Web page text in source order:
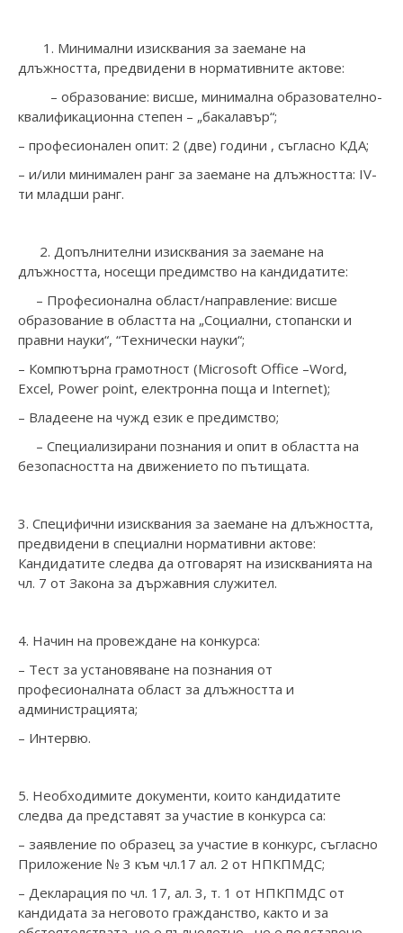
1. Минимални изисквания за заемане на
длъжността, предвидени в нормативните актове:
– образование: висше, минимална образователно-
квалификационна степен – „бакалавър“;
– професионален опит: 2 (две) години , съгласно КДА;
– и/или минимален ранг за заемане на длъжността: IV-
ти младши ранг.
2. Допълнителни изисквания за заемане на
длъжността, носещи предимство на кандидатите:
– Професионална област/направление: висше
образование в областта на „Социални, стопански и
правни науки“, “Технически науки“;
– Компютърна грамотност (Microsoft Office –Word,
Excel, Power point, електронна поща и Internet);
– Владеене на чужд език е предимство;
– Специализирани познания и опит в областта на
безопасността на движението по пътищата.
3. Специфични изисквания за заемане на длъжността,
предвидени в специални нормативни актове:
Кандидатите следва да отговарят на изискванията на
чл. 7 от Закона за държавния служител.
4. Начин на провеждане на конкурса:
– Тест за установяване на познания от
професионалната област за длъжността и
администрацията;
– Интервю.
5. Необходимите документи, които кандидатите
следва да представят за участие в конкурса са:
– заявление по образец за участие в конкурс, съгласно
Приложение № 3 към чл.17 ал. 2 от НПКПМДС;
– Декларация по чл. 17, ал. 3, т. 1 от НПКПМДС от
кандидата за неговото гражданство, както и за